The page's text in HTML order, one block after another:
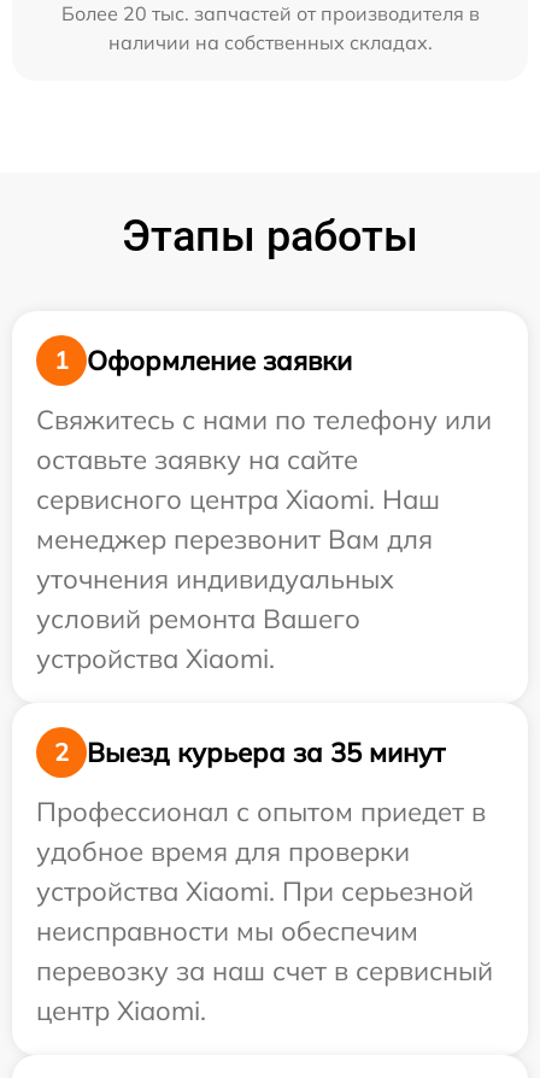
Более 20 тыс. запчастей от производителя в
наличии на собственных складах.
Этапы работы
1
Оформление заявки
Свяжитесь с нами по телефону или
оставьте заявку на сайте
сервисного центра Xiaomi. Наш
менеджер перезвонит Вам для
уточнения индивидуальных
условий ремонта Вашего
устройства Xiaomi.
2
Выезд курьера за 35 минут
Профессионал с опытом приедет в
удобное время для проверки
устройства Xiaomi. При серьезной
неисправности мы обеспечим
перевозку за наш счет в сервисный
центр Xiaomi.